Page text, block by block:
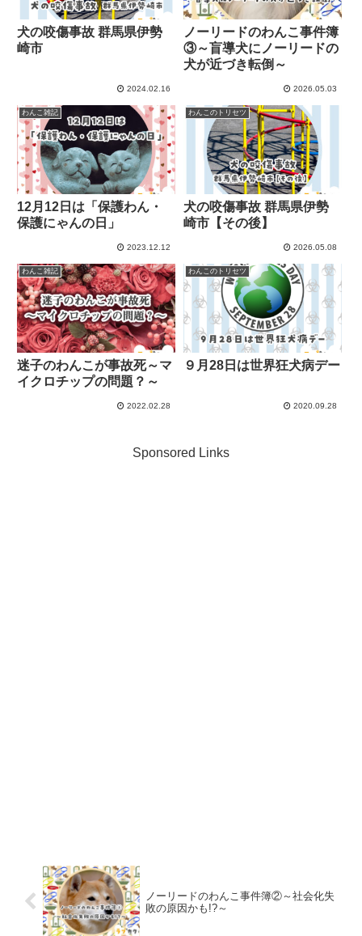
犬の咬傷事故 群馬県伊勢
崎市
2024.02.16
ノーリードのわんこ事件簿
③～盲導犬にノーリードの
犬が近づき転倒～
2026.05.03
わんこ雑記
12月12日は「保護わん・
保護にゃんの日」
2023.12.12
わんこのトリセツ
犬の咬傷事故 群馬県伊勢
崎市【その後】
2026.05.08
わんこ雑記
迷子のわんこが事故死～マ
イクロチップの問題？～
2022.02.28
わんこのトリセツ
９月28日は世界狂犬病デー
2020.09.28
Sponsored Links
ノーリードのわんこ事件簿②～社会化失
敗の原因かも!?～